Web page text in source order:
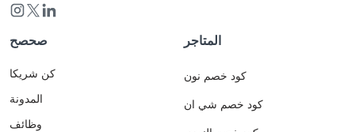
صحصح
كن شريكا
المدونة
وظائف
المتاجر
كود خصم نون
كود خصم شي ان